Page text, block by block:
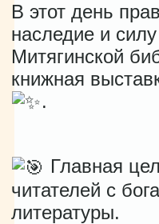
В этот день
наследие и
Митягинской
книжная
.
Главная
читателей с
литературы.